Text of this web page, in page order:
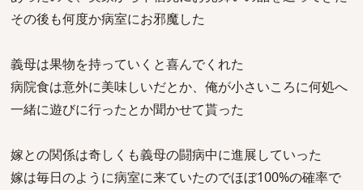
その後も何度か病室にお邪魔した
義母は果物を持っていくと喜んでくれた
病院食は意外に美味しいだとか、俺が小さいころに何処へ
一緒に遊びに行ったとか聞かせて貰った
嫁との関係は奇しくも義母の闘病中に進展していった
嫁は毎日のように病室に来ていたのでほぼ100%の確率で